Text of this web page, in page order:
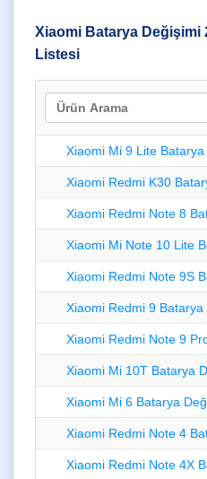
Xiaomi Batarya Değişimi
Listesi
Search
Xiaomi Mi 9 Lite
Xiaomi Redmi K30
Xiaomi Redmi Note 8
Xiaomi Mi Note 10 Lite
Xiaomi Redmi Note 9S
Xiaomi Redmi 9 Batarya
Xiaomi Redmi Note 9
Xiaomi Mi 10T Batarya
Xiaomi Mi 6 Batarya
Xiaomi Redmi Note 4
Xiaomi Redmi Note 4X